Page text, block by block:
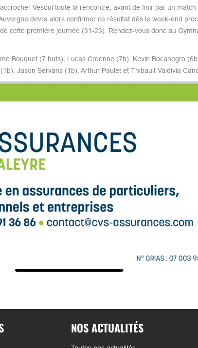
Vesoul toute la rencontre, avant de finir par un match
devra alors confirmer ce résultat dès le week-end
cette première journée (31-23). Rendez-vous donc au
Bouquet (7 buts), Lucas Croenne (7b), Kevin Bocanegro
Jason Servans (1b), Arthur Paulet et Thibault Valdivia
NOS ACTUALITÉS